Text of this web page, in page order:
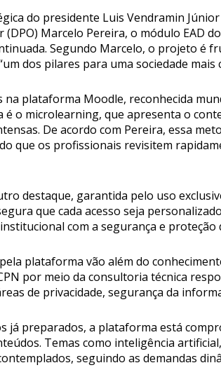
do presidente Luis Vendramin
Marcelo Pereira, o módulo EAD
Segundo Marcelo, o projeto é
dos pilares para uma sociedade
plataforma Moodle, reconhecida
é o microlearning, que apresenta o
De acordo com Pereira, essa
que os profissionais revisitem
destaque, garantida pelo uso
que cada acesso seja
com a segurança e proteção
plataforma vão além do
por meio da consultoria técnica
de privacidade, segurança da
já preparados, a plataforma está
Temas como inteligência
seguindo as demandas